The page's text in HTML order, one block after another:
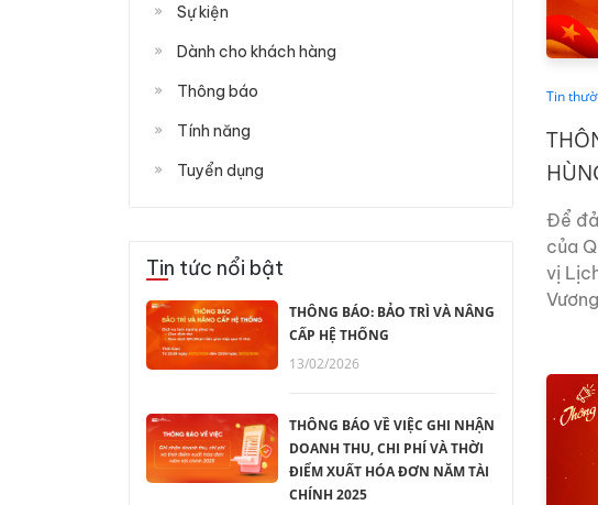
Sự kiện
Dành cho khách hàng
Thông báo
Tính năng
Tuyển dụng
Tin tức nổi bật
THÔNG BÁO: BẢO TRÌ VÀ NÂNG
CẤP HỆ THỐNG
13/02/2026
THÔNG BÁO VỀ VIỆC GHI NHẬN
DOANH THU, CHI PHÍ VÀ THỜI
ĐIỂM XUẤT HÓA ĐƠN NĂM TÀI
CHÍNH 2025
Tin
NĂM...
Để
của
vị